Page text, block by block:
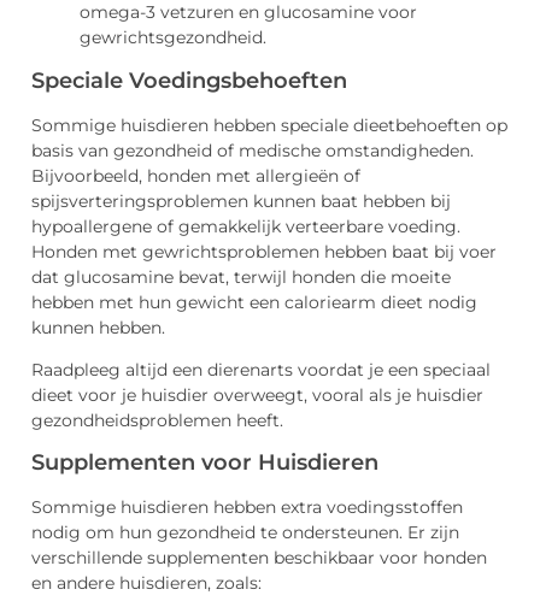
omega-3 vetzuren en glucosamine voor
gewrichtsgezondheid.
Speciale Voedingsbehoeften
Sommige huisdieren hebben speciale dieetbehoeften op
basis van gezondheid of medische omstandigheden.
Bijvoorbeeld, honden met allergieën of
spijsverteringsproblemen kunnen baat hebben bij
hypoallergene of gemakkelijk verteerbare voeding.
Honden met gewrichtsproblemen hebben baat bij voer
dat glucosamine bevat, terwijl honden die moeite
hebben met hun gewicht een caloriearm dieet nodig
kunnen hebben.
Raadpleeg altijd een dierenarts voordat je een speciaal
dieet voor je huisdier overweegt, vooral als je huisdier
gezondheidsproblemen heeft.
Supplementen voor Huisdieren
Sommige huisdieren hebben extra voedingsstoffen
nodig om hun gezondheid te ondersteunen. Er zijn
verschillende supplementen beschikbaar voor honden
en andere huisdieren, zoals: